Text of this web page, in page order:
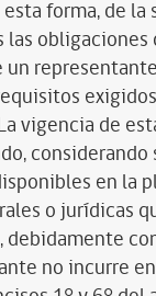
forma, de
obligaciones
vigencia de
en la
o jurídicas
debidamente
no incurre